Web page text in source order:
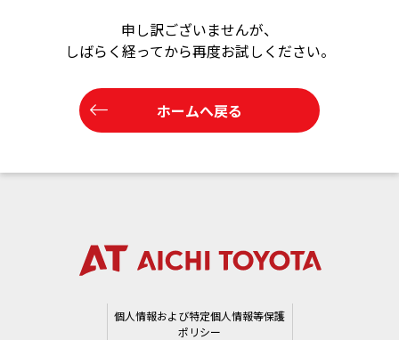
申し訳ございませんが、
しばらく経ってから再度お試しください。
ホームへ戻る
個人情報および特定個人情報等保護
ポリシー